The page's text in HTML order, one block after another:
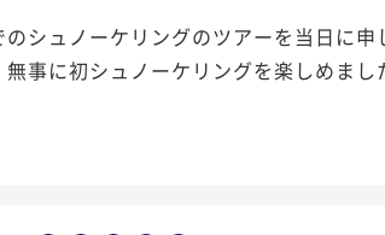
のシュノーケリングのツアーを当日に
無事に初シュノーケリングを楽しめま